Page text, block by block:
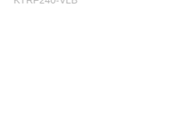
【フレーム別売】カンタ